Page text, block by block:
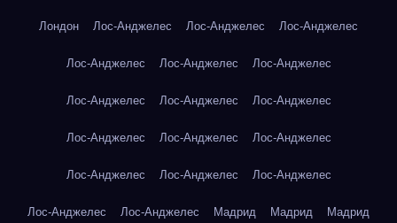
Лондон Лос-Анджелес Лос-Анджелес Лос-Анджелес
Лос-Анджелес Лос-Анджелес Лос-Анджелес
Лос-Анджелес Лос-Анджелес Лос-Анджелес
Лос-Анджелес Лос-Анджелес Лос-Анджелес
Лос-Анджелес Лос-Анджелес Лос-Анджелес
Лос-Анджелес Лос-Анджелес Мадрид Мадрид Мадрид